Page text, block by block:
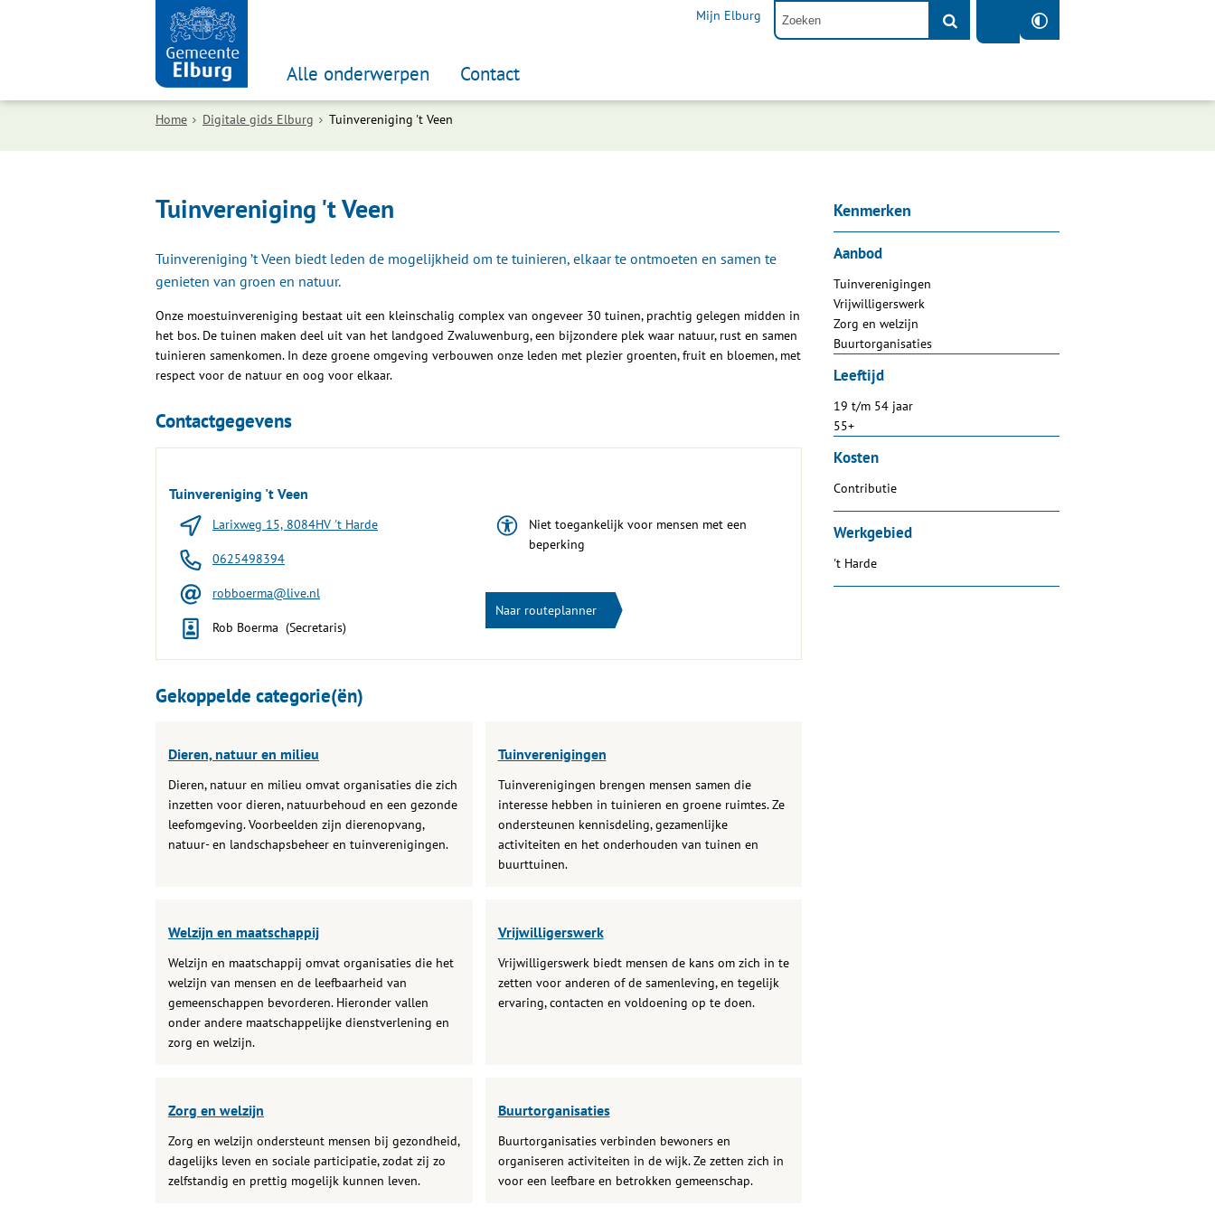
Mijn Elburg
Alle onderwerpen Contact
Home Digitale gids Elburg Tuinvereniging 't Veen
Tuinvereniging 't Veen
Tuinvereniging ’t Veen biedt leden de mogelijkheid om te tuinieren, elkaar te ontmoeten en samen te
genieten van groen en natuur.
Onze moestuinvereniging bestaat uit een kleinschalig complex van ongeveer 30 tuinen, prachtig gelegen midden in
het bos. De tuinen maken deel uit van het landgoed Zwaluwenburg, een bijzondere plek waar natuur, rust en samen
tuinieren samenkomen. In deze groene omgeving verbouwen onze leden met plezier groenten, fruit en bloemen, met
respect voor de natuur en oog voor elkaar.
Contactgegevens
Tuinvereniging 't Veen
Larixweg 15, 8084HV 't Harde
0625498394
robboerma@live.nl
Rob Boerma (Secretaris)
Niet toegankelijk voor mensen met een
beperking
Naar routeplanner
Gekoppelde categorie(ën)
Dieren, natuur en milieu
Dieren, natuur en milieu omvat organisaties die zich
inzetten voor dieren, natuurbehoud en een gezonde
leefomgeving. Voorbeelden zijn dierenopvang,
natuur- en landschapsbeheer en tuinverenigingen.
Tuinverenigingen
Tuinverenigingen brengen mensen samen die
interesse hebben in tuinieren en groene ruimtes. Ze
ondersteunen kennisdeling, gezamenlijke
activiteiten en het onderhouden van tuinen en
buurttuinen.
Welzijn en maatschappij
Welzijn en maatschappij omvat organisaties die het
welzijn van mensen en de leefbaarheid van
gemeenschappen bevorderen. Hieronder vallen
onder andere maatschappelijke dienstverlening en
zorg en welzijn.
Vrijwilligerswerk
Vrijwilligerswerk biedt mensen de kans om zich in te
zetten voor anderen of de samenleving, en tegelijk
ervaring, contacten en voldoening op te doen.
Zorg en welzijn
Zorg en welzijn ondersteunt mensen bij gezondheid,
dagelijks leven en sociale participatie, zodat zij zo
zelfstandig en prettig mogelijk kunnen leven.
Buurtorganisaties
Buurtorganisaties verbinden bewoners en
organiseren activiteiten in de wijk. Ze zetten zich in
voor een leefbare en betrokken gemeenschap.
Kenmerken
Aanbod
Tuinverenigingen
Vrijwilligerswerk
Zorg en welzijn
Buurtorganisaties
Leeftijd
19 t/m 54 jaar
55+
Kosten
Contributie
Werkgebied
't Harde